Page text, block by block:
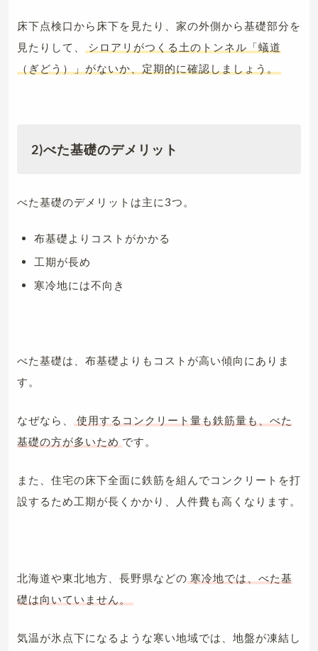
床下点検口から床下を見たり、家の外側から基礎部分を
見たりして、
シロアリがつくる土のトンネル「蟻道
（ぎどう）」がないか、定期的に確認しましょう。
2)べた基礎のデメリット
べた基礎のデメリットは主に3つ。
布基礎よりコストがかかる
工期が長め
寒冷地には不向き
べた基礎は、布基礎よりもコストが高い傾向にありま
す。
なぜなら、
使用するコンクリート量も鉄筋量も、べた
基礎の方が多いため です。
また、住宅の床下全面に鉄筋を組んでコンクリートを打
設するため工期が長くかかり、人件費も高くなります。
北海道や東北地方、長野県などの 寒冷地では、べた基
礎は向いていません。
気温が氷点下になるような寒い地域では、地盤が凍結し